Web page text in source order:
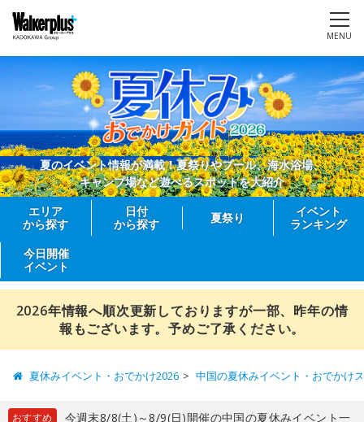
MENU
夏のイベント情報が満載！夏祭りやプール、海水浴場、
キャンプ場など遊べるスポットを大紹介
エリア
から探す
日付
から探す
夏祭り
イベント
ランキング
今日開催
イベント
2026年情報へ順次更新しておりますが一部、昨年の情
報もございます。予めご了承ください。
夏休みイベント・おでかけ2026 中国の夏休みイベント・おでかけ
おすすめ
今週末8/8(土)～8/9(日)開催の中国の夏休みイベント一